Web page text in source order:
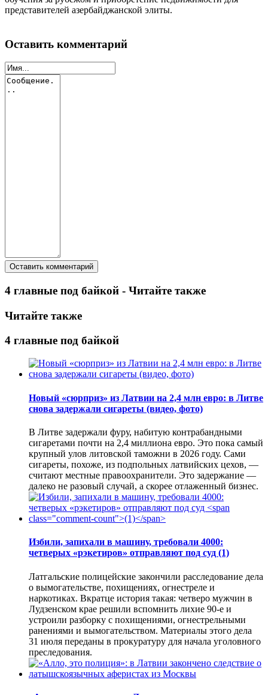
представителей азербайджанской элиты.
Оставить комментарий
4 главные под байкой - Читайте также
Читайте также
4 главные под байкой
Новый «сюрприз» из Латвии на 2,4 млн евро: в Литве
снова задержали сигареты (видео, фото)
В Литве задержали фуру, набитую контрабандными
сигаретами почти на 2,4 миллиона евро. Это пока самый
крупный улов литовской таможни в 2026 году. Сами
сигареты, похоже, из подпольных латвийских цехов, —
считают местные правоохранители. Это задержание —
далеко не разовый случай, а скорее отлаженный бизнес.
Избили, запихали в машину, требовали 4000:
четверых «рэкетиров» отправляют под суд (1)
Латгальские полицейские закончили расследование дела
о вымогательстве, похищениях, огнестреле и
наркотиках. Вкратце история такая: четверо мужчин в
Лудзенском крае решили вспомнить лихие 90-е и
устроили разборку с похищениями, огнестрельными
ранениями и вымогательством. Материалы этого дела
31 июля переданы в прокуратуру для начала уголовного
преследования.